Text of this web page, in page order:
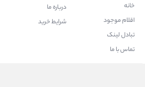
خانه
اقلام موجود
تبادل لینک
تماس با ما
درباره ما
شرایط خرید